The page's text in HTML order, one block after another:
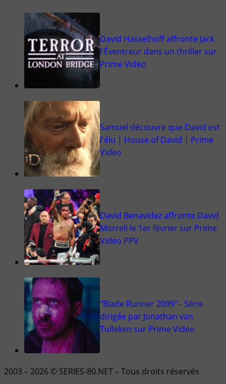
David Hasselhoff affronte Jack
l'Éventreur dans un thriller sur
Prime Video
Samuel découvre que David est
l'élu | House of David | Prime
Video
David Benavidez affronte David
Morrell le 1er février sur Prime
Video PPV
"Blade Runner 2099" - Série
dirigée par Jonathan van
Tulleken sur Prime Video
2003 – 2026 © SERIES-80.NET – Tous droits réservés